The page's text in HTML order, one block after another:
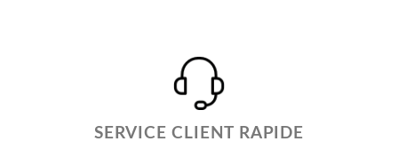
SERVICE CLIENT RAPIDE